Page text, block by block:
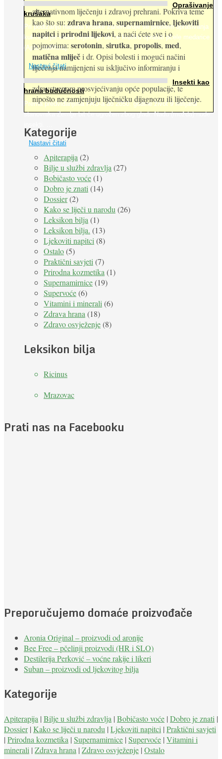
Oprašivanje
krušaka
Pri podizanju nasada kruške zanemaruje se problem oprašivanja
kukcima jer vlada uvjerenje da će krušku oprašiti pčele medarice
(Apis mellifera). ...
Nastavi čitati
Insekti kao
hrana budućnosti
Prema predviđanjima FAO-a do 2050. godine život 9 milijardi
stanovnika Zemlje bit će ugrožen zbog gladi. Nadu (možda) nude
Nastavi čitati
alternativnom liječenju i zdravoj prehrani. Pokriva teme
kao što su: zdrava hrana, supernamirnice, ljekoviti
napitciiprirodni lijekovi, a naći ćete sve i o
pojmovima: serotonin, sirutka, propolis, med,
matična mliječi dr. Opisi bolesti i mogući načini
liječenja namijenjeni su isključivo informiranju i
zdravstvenom prosvjećivanju opće populacije, te
nipošto ne zamjenjuju liječničku dijagnozu ili liječenje.
Kategorije
Apiterapija (2)
Bilje u službi zdravlja (27)
Bobičasto voće(1)
Dobro je znati (14)
Dossier(2)
Kako se liječi u narodu (26)
Leksikon bilja (1)
Leksikon bilja. (13)
Ljekoviti napitci (8)
Ostalo(5)
Praktični savjeti (7)
Prirodna kozmetika (1)
Supernamirnice(19)
Supervoće(6)
Vitamini i minerali (6)
Zdrava hrana (18)
Zdravo osvježenje(8)
Leksikon bilja
Ricinus
Mrazovac
Prati nas na Facebooku
Preporučujemo domaće proizvođače
Aronia Original – proizvodi od aronije
Bee Free – pčelinji proizvodi (HR i SLO)
Destilerija Perković – voćne rakije i likeri
Suban – proizvodi od ljekovitog bilja
Kategorije
Apiterapija | Bilje u službi zdravlja | Bobičasto voće | Dobro je znati |
Dossier| Kako se liječi u narodu | Ljekoviti napitci | Praktični savjeti
| Prirodna kozmetika | Supernamirnice | Supervoće | Vitamini i
minerali | Zdrava hrana | Zdravo osvježenje | Ostalo